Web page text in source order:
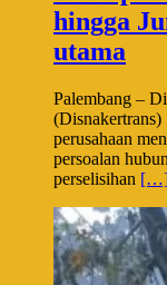
hingga
utama
Palembang –
(Disnakertrans)
perusahaan
persoalan
perselisihan